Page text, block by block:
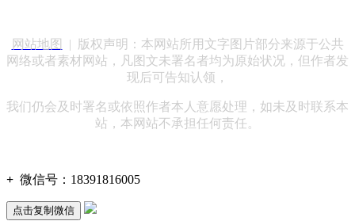
网站地图
| 版权声明：本网站所用文字图片部分来源于公共
网络或者素材网站，凡图文未署名者均为原始状况，但作者发
现后可告知认领，
我们仍会及时署名或依照作者本人意愿处理，如未及时联系本
站，本网站不承担任何责任。
+ 微信号： 18391816005
点击复制微信